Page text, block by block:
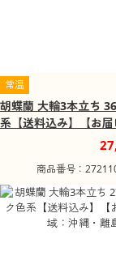
常温
胡蝶蘭 大輪3本立ち
系【送料込み】【お
商品番号：